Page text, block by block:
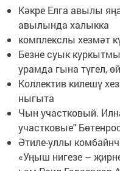
Кәкре Елга авылы
авылында халыкка
комплекслы хезмәт
Безне суык
урамда гына түгел,
Коллектив килешү
ныгыта
Чын участковый.
участковые"
Әтиле-уллы
«Уңыш нигезе –